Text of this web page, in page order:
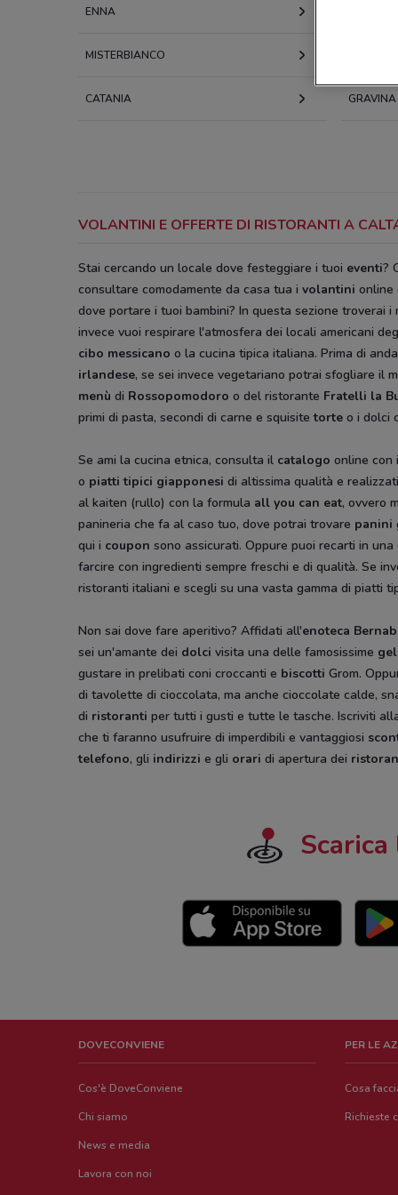
ENNA
MISTERBIANCO
CATANIA
VOLANTINI E OFFERTE DI RISTORANTI A
Stai cercando un locale dove festeggiare i tuoi eventi?
consultare comodamente da casa tua i volantini online
dove portare i tuoi bambini? In questa sezione troverai
invece vuoi respirare l'atmosfera dei locali americani
cibo messicano o la cucina tipica italiana. Prima di
irlandese, se sei invece vegetariano potrai sfogliare il
menù di Rossopomodoro o del ristorante Fratelli la
primi di pasta, secondi di carne e squisitetorte o i dolci
Se ami la cucina etnica, consulta il catalogo online con i
o piatti tipici giapponesi di altissima qualità e
al kaiten (rullo) con la formula all you can eat, ovvero
panineria che fa al caso tuo, dove potrai trovare panini
qui i coupon sono assicurati. Oppure puoi recarti in
farcire con ingredienti sempre freschi e di qualità. Se
ristoranti italiani e scegli su una vasta gamma di piatti
Non sai dove fare aperitivo? Affidati all'enoteca
sei un'amante dei dolci visita una delle famosissime
gustare in prelibati coni croccanti e biscotti Grom.
di tavolette di cioccolata, ma anche cioccolate calde,
di ristoranti per tutti i gusti e tutte le tasche. Iscriviti
che ti faranno usufruire di imperdibili e vantaggiosi
telefono, gli indirizzi e gli orari di apertura dei
Scarica
DOVECONVIENE
Cos'è DoveConviene
Chi siamo
News e media
Lavora con noi
PER LE
Cosa
Richieste